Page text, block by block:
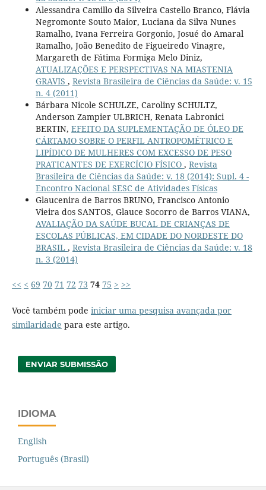
Alessandra Camillo da Silveira Castello Branco, Flávia
Negromonte Souto Maior, Luciana da Silva Nunes
Ramalho, Ivana Ferreira Gorgonio, Josué do Amaral
Ramalho, João Benedito de Figueiredo Vinagre,
Margareth de Fátima Formiga Melo Diniz,
ATUALIZAÇÕES E PERSPECTIVAS NA MIASTENIA
GRAVIS , Revista Brasileira de Ciências da Saúde: v. 15
n. 4 (2011)
Bárbara Nicole SCHULZE, Caroliny SCHULTZ,
Anderson Zampier ULBRICH, Renata Labronici
BERTIN, EFEITO DA SUPLEMENTAÇÃO DE ÓLEO DE
CÁRTAMO SOBRE O PERFIL ANTROPOMÉTRICO E
LIPÍDICO DE MULHERES COM EXCESSO DE PESO
PRATICANTES DE EXERCÍCIO FÍSICO , Revista
Brasileira de Ciências da Saúde: v. 18 (2014): Supl. 4 -
Encontro Nacional SESC de Atividades Físicas
Glaucenira de Barros BRUNO, Francisco Antonio
Vieira dos SANTOS, Glauce Socorro de Barros VIANA,
AVALIAÇÃO DA SAÚDE BUCAL DE CRIANÇAS DE
ESCOLAS PÚBLICAS, EM CIDADE DO NORDESTE DO
BRASIL , Revista Brasileira de Ciências da Saúde: v. 18
n. 3 (2014)
<< < 69 70 71 72 73 74 75 > >>
Você também pode iniciar uma pesquisa avançada por
similaridade para este artigo.
ENVIAR SUBMISSÃO
IDIOMA
English
Português (Brasil)